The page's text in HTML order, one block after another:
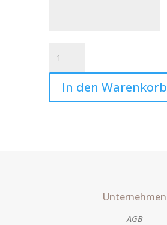
Lieblingsmensch
Regenbogen
Art.Nr.:10349
Menge
In den Warenkorb
Unternehmen
AGB